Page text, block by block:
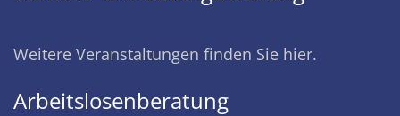
Weitere Veranstaltungen finden Sie hier.
Arbeitslosenberatung